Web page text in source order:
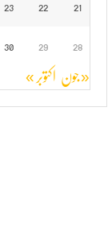
21
22
23
28
29
30
« جون اکتوبر »